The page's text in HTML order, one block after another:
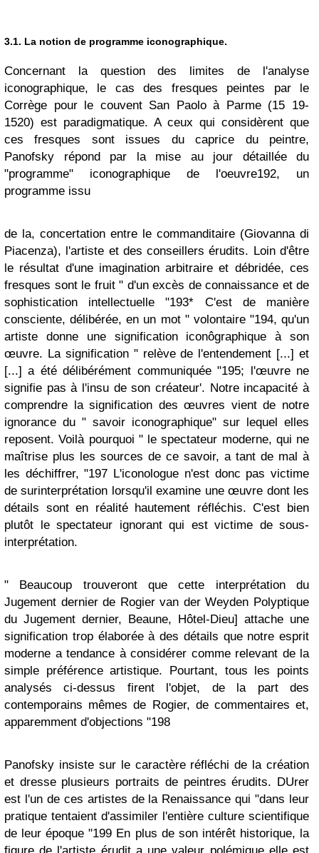
3.1. La notion de programme iconographique.
Concernant la question des limites de l'analyse
iconographique, le cas des fresques peintes par le
Corrège pour le couvent San Paolo à Parme (15 19-
1520) est paradigmatique. A ceux qui considèrent que
ces fresques sont issues du caprice du peintre,
Panofsky répond par la mise au jour détaillée du
"programme" iconographique de l'oeuvre192, un
programme issu
de la, concertation entre le commanditaire (Giovanna di
Piacenza), l'artiste et des conseillers érudits. Loin d'être
le résultat d'une imagination arbitraire et débridée, ces
fresques sont le fruit " d'un excès de connaissance et de
sophistication intellectuelle "193* C'est de manière
consciente, délibérée, en un mot " volontaire "194, qu'un
artiste donne une signification iconôgraphique à son
œuvre. La signification " relève de l'entendement [...] et
[...] a été délibérément communiquée "195; l'œuvre ne
signifie pas à l'insu de son créateur'. Notre incapacité à
comprendre la signification des œuvres vient de notre
ignorance du " savoir iconographique" sur lequel elles
reposent. Voilà pourquoi " le spectateur moderne, qui ne
maîtrise plus les sources de ce savoir, a tant de mal à
les déchiffrer, "197 L'iconologue n'est donc pas victime
de surinterprétation lorsqu'il examine une œuvre dont les
détails sont en réalité hautement réfléchis. C'est bien
plutôt le spectateur ignorant qui est victime de sous-
interprétation.
" Beaucoup trouveront que cette interprétation du
Jugement dernier de Rogier van der Weyden Polyptique
du Jugement dernier, Beaune, Hôtel-Dieu] attache une
signification trop élaborée à des détails que notre esprit
moderne a tendance à considérer comme relevant de la
simple préférence artistique. Pourtant, tous les points
analysés ci-dessus firent l'objet, de la part des
contemporains mêmes de Rogier, de commentaires et,
apparemment d'objections "198
Panofsky insiste sur le caractère réfléchi de la création
et dresse plusieurs portraits de peintres érudits. DUrer
est l'un de ces artistes de la Renaissance qui "dans leur
pratique tentaient d'assimiler l'entière culture scientifique
de leur époque "199 En plus de son intérêt historique, la